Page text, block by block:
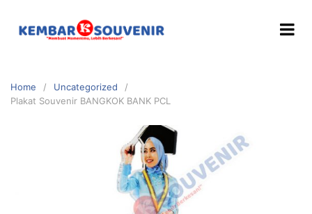
Home
Uncategorized
Plakat Souvenir BANGKOK BANK PCL